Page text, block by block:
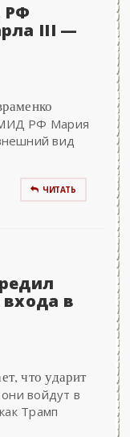
РФ
III —
РФ Мария
вид
ЧИТАТЬ
в
что ударит
войдут в
Трамп